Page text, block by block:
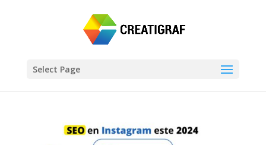
Select Page